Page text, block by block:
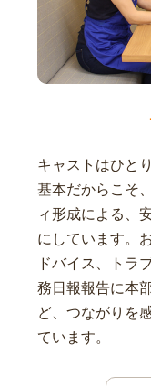
キャストはひと
基本だからこそ
ィ形成による、
にしています。
ドバイス、トラ
務日報報告に本
ど、つながりを
ています。